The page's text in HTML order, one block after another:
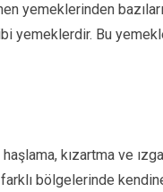
yemeklerinden
yemeklerdir. Bu
kızartma ve
farklı bölgelerinde